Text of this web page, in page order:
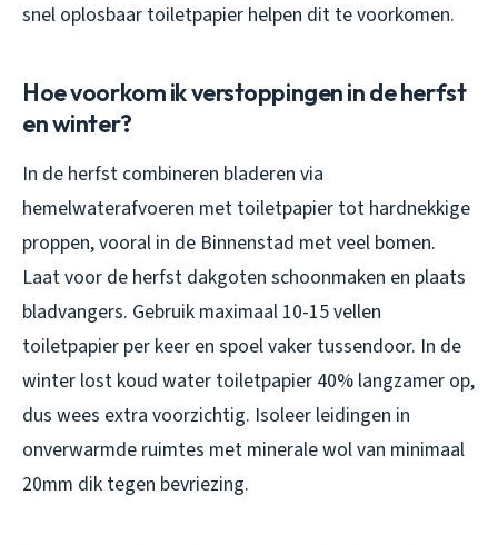
snel oplosbaar toiletpapier helpen dit te voorkomen.
Hoe voorkom ik verstoppingen in de herfst
en winter?
In de herfst combineren bladeren via
hemelwaterafvoeren met toiletpapier tot hardnekkige
proppen, vooral in de Binnenstad met veel bomen.
Laat voor de herfst dakgoten schoonmaken en plaats
bladvangers. Gebruik maximaal 10-15 vellen
toiletpapier per keer en spoel vaker tussendoor. In de
winter lost koud water toiletpapier 40% langzamer op,
dus wees extra voorzichtig. Isoleer leidingen in
onverwarmde ruimtes met minerale wol van minimaal
20mm dik tegen bevriezing.